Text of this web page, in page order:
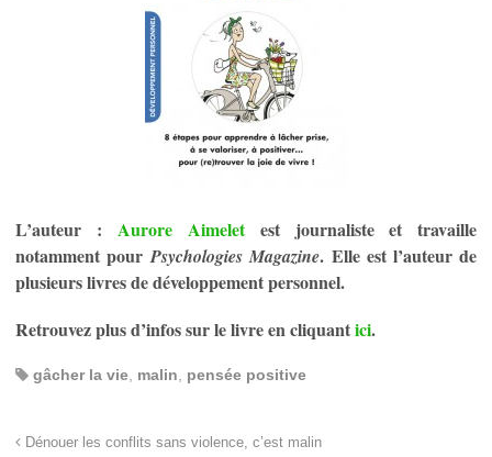
L’auteur : Aurore Aimeletest journaliste et travaille
notamment pourPsychologies Magazine. Elle est l’auteur de
plusieurs livres de développement personnel.
Retrouvez plus d’infos sur le livre en cliquantici.
gâcher la vie malin pensée positive
Dénouer les conflits sans violence, c’est malin